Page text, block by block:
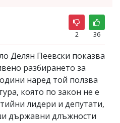
2 36
Делян Пеевски показва
разбирането за
наред той ползва
която по закон не е
лидери и депутати,
държавни длъжности